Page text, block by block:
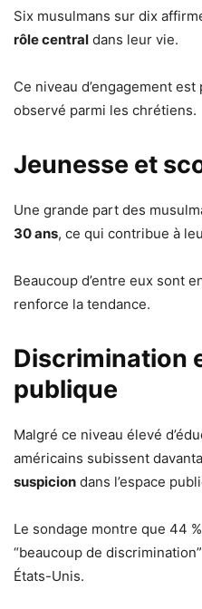
Six musulmans sur dix
rôle central dans leur vie.
Ce niveau d’engagement
observé parmi les chrétiens.
Jeunesse et
Une grande part des
30 ans, ce qui contribue à
Beaucoup d’entre eux sont
renforce la tendance.
Discrimination
publique
Malgré ce niveau élevé
américains subissent
suspicion dans l’espace
Le sondage montre que 44
“beaucoup de
États-Unis.